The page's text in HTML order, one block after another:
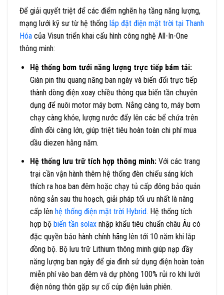
Để giải quyết triệt để các điểm nghẽn hạ tầng năng lượng,
mạng lưới kỹ sư từ hệ thống lắp đặt điện mặt trời tại Thanh
Hóa của Visun triển khai cấu hình công nghệ All-In-One
thông minh:
Hệ thống bơm tưới năng lượng trực tiếp bám tải:
Giàn pin thu quang năng ban ngày và biến đổi trực tiếp
thành dòng điện xoay chiều thông qua biến tần chuyên
dụng để nuôi motor máy bơm. Nắng càng to, máy bơm
chạy càng khỏe, lượng nước đẩy lên các bể chứa trên
đỉnh đồi càng lớn, giúp triệt tiêu hoàn toàn chi phí mua
dầu diezen hằng năm.
Hệ thống lưu trữ tích hợp thông minh:Với các trang
trại cần vận hành thêm hệ thống đèn chiếu sáng kích
thích ra hoa ban đêm hoặc chạy tủ cấp đông bảo quản
nông sản sau thu hoạch, giải pháp tối ưu nhất là nâng
cấp lên hệ thống điện mặt trời Hybrid. Hệ thống tích
hợp bộ biến tần solaxnhập khẩu tiêu chuẩn châu Âu có
đặc quyền bảo hành chính hãng lên tới 10 năm khi lắp
đồng bộ. Bộ lưu trữ Lithium thông minh giúp nạp đầy
năng lượng ban ngày để gia đình sử dụng điện hoàn toàn
miễn phí vào ban đêm và dự phòng 100% rủi ro khi lưới
điện nông thôn gặp sự cố cúp điện luân phiên.